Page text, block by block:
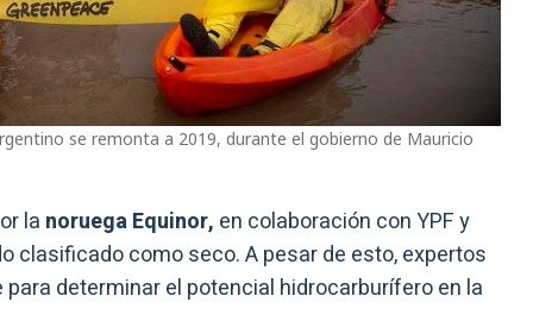
se remonta a 2019, durante el gobierno de Mauricio
la noruega Equinor, en colaboración con YPF y
clasificado como seco. A pesar de esto, expertos
determinar el potencial hidrocarburífero en la